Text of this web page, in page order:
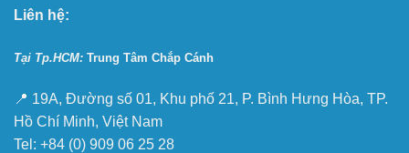
Liên hệ:
Tại Tp.HCM: Trung Tâm Chắp Cánh
📍 19A, Đường số 01, Khu phố 21, P. Bình Hưng Hòa, TP.
Hồ Chí Minh, Việt Nam
Tel: +84 (0) 909 06 25 28